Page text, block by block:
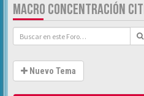
MACRO CONCENTRACIÓN
Nuevo Tema